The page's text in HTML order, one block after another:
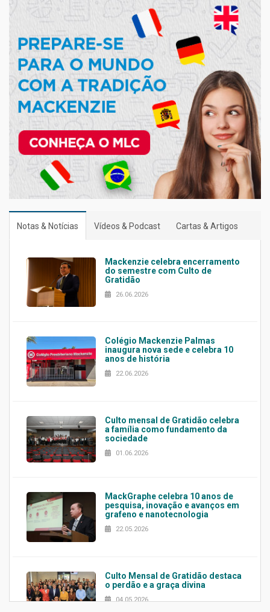
Notas & Notícias Vídeos & Podcast Cartas & Artigos
Mackenzie celebra encerramento
do semestre com Culto de
Gratidão
26.06.2026
Colégio Mackenzie Palmas
inaugura nova sede e celebra 10
anos de história
22.06.2026
Culto mensal de Gratidão celebra
a família como fundamento da
sociedade
01.06.2026
MackGraphe celebra 10 anos de
pesquisa, inovação e avanços em
grafeno e nanotecnologia
22.05.2026
Culto Mensal de Gratidão destaca
o perdão e a graça divina
04.05.2026